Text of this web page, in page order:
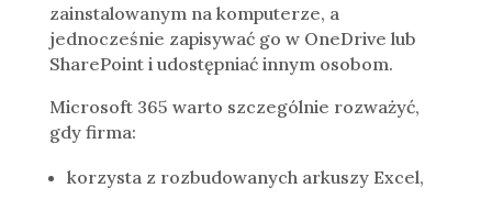
zainstalowanym na komputerze, a
jednocześnie zapisywać go w OneDrive lub
SharePoint i udostępniać innym osobom.
Microsoft 365 warto szczególnie rozważyć,
gdy firma:
korzysta z rozbudowanych arkuszy Excel,